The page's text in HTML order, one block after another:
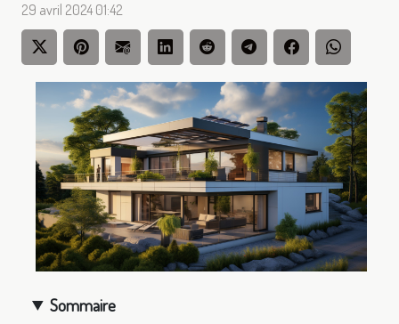
29 avril 2024 01:42
Sommaire